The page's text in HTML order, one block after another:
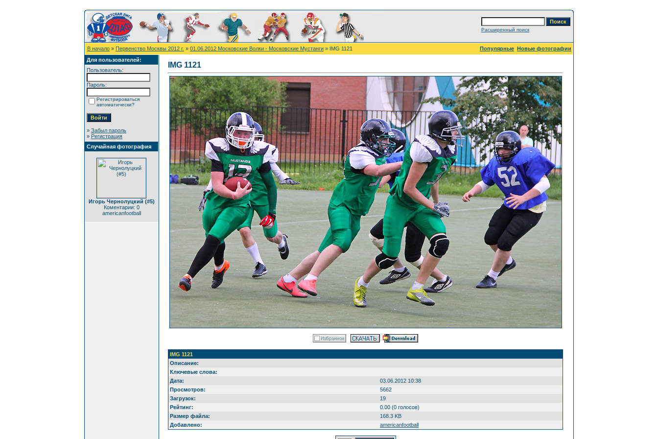
Расширенный поиск
В начало » Первенство Москвы 2012 г. » 01.06.2012 Московские Волки - Московские Мустанги » IMG 1121 Популярные Новые фотографии
Для пользователей:
Пользователь:
Пароль:
Регистрироваться
автоматически?
» Забыл пароль
» Регистрация
Случайная фотография
Игорь Чернолуцкий (#5)
Коментарии: 0
americanfootball
IMG 1121
IMG 1121
Описание:
Ключевые слова:
Дата:
03.06.2012 10:38
Просмотров:
5662
Загрузок:
19
Рейтинг:
0.00 (0 голосов)
Размер файла:
168.3 KB
Добавлено:
americanfootball